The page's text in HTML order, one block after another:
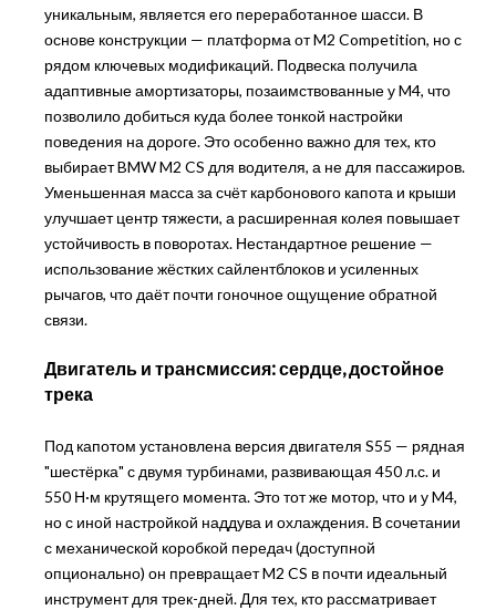
уникальным, является его переработанное шасси. В
основе конструкции — платформа от M2 Competition, но с
рядом ключевых модификаций. Подвеска получила
адаптивные амортизаторы, позаимствованные у M4, что
позволило добиться куда более тонкой настройки
поведения на дороге. Это особенно важно для тех, кто
выбирает BMW M2 CS для водителя, а не для пассажиров.
Уменьшенная масса за счёт карбонового капота и крыши
улучшает центр тяжести, а расширенная колея повышает
устойчивость в поворотах. Нестандартное решение —
использование жёстких сайлентблоков и усиленных
рычагов, что даёт почти гоночное ощущение обратной
связи.
Двигатель и трансмиссия: сердце, достойное
трека
Под капотом установлена версия двигателя S55 — рядная
"шестёрка" с двумя турбинами, развивающая 450 л.с. и
550 Н·м крутящего момента. Это тот же мотор, что и у M4,
но с иной настройкой наддува и охлаждения. В сочетании
с механической коробкой передач (доступной
опционально) он превращает M2 CS в почти идеальный
инструмент для трек-дней. Для тех, кто рассматривает